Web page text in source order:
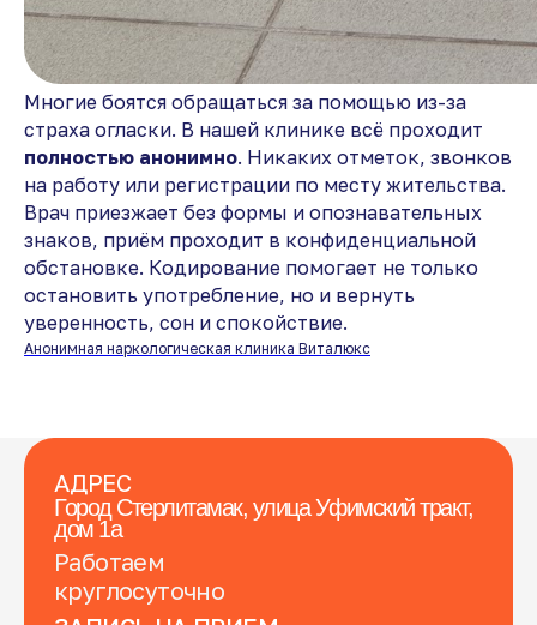
Многие боятся обращаться за помощью из-за
страха огласки. В нашей клинике всё проходит
полностью анонимно. Никаких отметок, звонков
на работу или регистрации по месту жительства.
Врач приезжает без формы и опознавательных
знаков, приём проходит в конфиденциальной
обстановке. Кодирование помогает не только
остановить употребление, но и вернуть
уверенность, сон и спокойствие.
Анонимная наркологическая клиника Виталюкс
АДРЕС
Город Стерлитамак, улица Уфимский тракт,
дом 1а
Работаем
круглосуточно